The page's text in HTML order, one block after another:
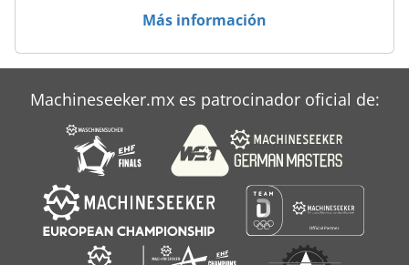
Más información
Machineseeker.mx es patrocinador oficial de: